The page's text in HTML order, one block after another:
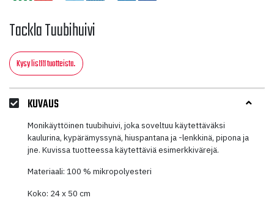
Tackla Tuubihuivi
Kysy lisää tuotteista.
KUVAUS
Monikäyttöinen tuubihuivi, joka soveltuu käytettäväksi
kaulurina, kypärämyssynä, hiuspantana ja -lenkkinä, pipona ja
jne. Kuvissa tuotteessa käytettäviä esimerkkivärejä.
Materiaali: 100 % mikropolyesteri
Koko: 24 x 50 cm